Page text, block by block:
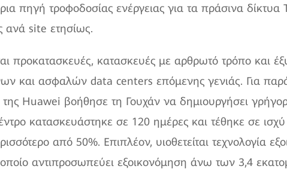
πηγή τροφοδοσίας ενέργειας για τα πράσινα δίκτυα
ανά site ετησίως.
προκατασκευές, κατασκευές με αρθρωτό τρόπο και
και ασφαλών data centers επόμενης γενιάς. Για
Huawei βοήθησε τη Γουχάν να δημιουργήσει
κατασκευάστηκε σε 120 ημέρες και τέθηκε σε
από 50%. Επιπλέον, υιοθετείται τεχνολογία
αντιπροσωπεύει εξοικονόμηση άνω των 3,4